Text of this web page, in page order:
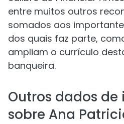
entre muitos outros
somados aos
dos quais faz parte,
ampliam o currículo
banqueira.
Outros dados de
sobre Ana